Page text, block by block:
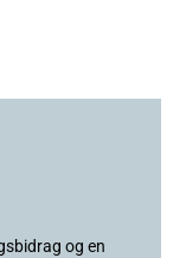
og en